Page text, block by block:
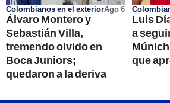
Colombianos en el exteriorAgo 6
Álvaro Montero y
Sebastián Villa,
tremendo olvido en
Boca Juniors;
quedaron a la deriva
Luis
a
que